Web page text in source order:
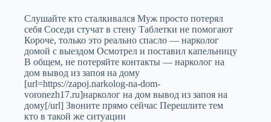
Слушайте кто сталкивался Муж просто потерял
себя Соседи стучат в стену Таблетки не помогают
Короче, только это реально спасло — нарколог
домой с выездом Осмотрел и поставил капельницу
В общем, не потеряйте контакты — нарколог на
дом вывод из запоя на дому
[url=https://zapoj.narkolog-na-dom-
voronezh17.ru]нарколог на дом вывод из запоя на
дому[/url] Звоните прямо сейчас Перешлите тем
кто в такой же ситуации